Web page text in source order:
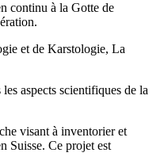
continu à la Gotte de
et de Karstologie, La
aspects scientifiques de la
visant à inventorier et
Suisse. Ce projet est